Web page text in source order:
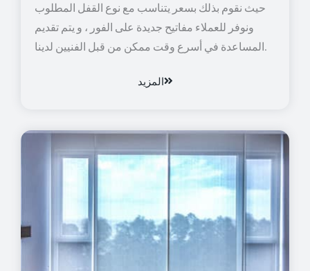
حيث نقوم بذلك بسعر يتناسب مع نوع القفل المطلوب
ونوفر للعملاء مفاتيح جديدة على الفور ، و يتم تقديم
المساعدة في أسرع وقت ممكن من قبل الفنيين لدينا.
المزيد